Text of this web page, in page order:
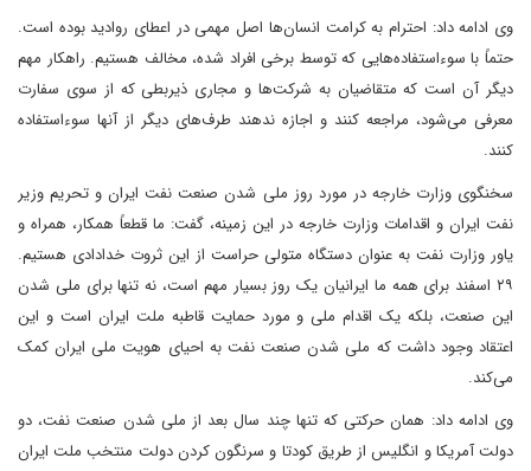
وی ادامه داد: احترام به کرامت انسان‌ها اصل مهمی در اعطای روادید بوده است.
حتماً با سوءاستفاده‌هایی که توسط برخی افراد شده، مخالف هستیم. راهکار مهم
دیگر آن است که متقاضیان به شرکت‌ها و مجاری ذیربطی که از سوی سفارت
معرفی می‌شود، مراجعه کنند و اجازه ندهند طرف‌های دیگر از آنها سوءاستفاده
کنند.
سخنگوی وزارت خارجه در مورد روز ملی شدن صنعت نفت ایران و تحریم وزیر
نفت ایران و اقدامات وزارت خارجه در این زمینه، گفت: ما قطعاً همکار، همراه و
یاور وزارت نفت به عنوان دستگاه متولی حراست از این ثروت خدادادی هستیم.
۲۹ اسفند برای همه ما ایرانیان یک روز بسیار مهم است، نه تنها برای ملی شدن
این صنعت، بلکه یک اقدام ملی و مورد حمایت قاطبه ملت ایران است و این
اعتقاد وجود داشت که ملی شدن صنعت نفت به احیای هویت ملی ایران کمک
می‌کند.
وی ادامه داد: همان حرکتی که تنها چند سال بعد از ملی شدن صنعت نفت، دو
دولت آمریکا و انگلیس از طریق کودتا و سرنگون کردن دولت منتخب ملت ایران